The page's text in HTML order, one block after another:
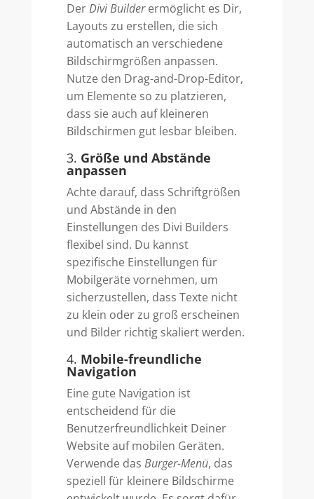
DerDivi Builderermöglicht es Dir,
Layouts zu erstellen, die sich
automatisch an verschiedene
Bildschirmgrößen anpassen.
Nutze den Drag-and-Drop-Editor,
um Elemente so zu platzieren,
dass sie auch auf kleineren
Bildschirmen gut lesbar bleiben.
3. Größe und Abstände
anpassen
Achte darauf, dass Schriftgrößen
und Abstände in den
Einstellungen des Divi Builders
flexibel sind. Du kannst
spezifische Einstellungen für
Mobilgeräte vornehmen, um
sicherzustellen, dass Texte nicht
zu klein oder zu groß erscheinen
und Bilder richtig skaliert werden.
4. Mobile-freundliche
Navigation
Eine gute Navigation ist
entscheidend für die
Benutzerfreundlichkeit Deiner
Website auf mobilen Geräten.
Verwende das Burger-Menü, das
speziell für kleinere Bildschirme